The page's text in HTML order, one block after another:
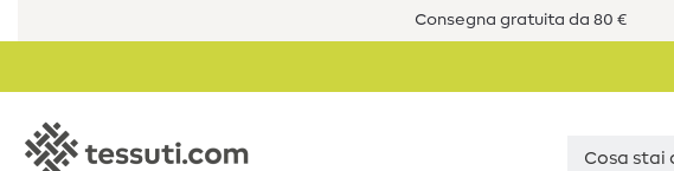
Consegna gratuita da 80 €